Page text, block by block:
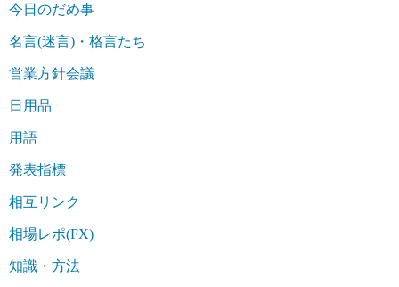
今日のだめ事
名言(迷言)・格言たち
営業方針会議
日用品
用語
発表指標
相互リンク
相場レポ(FX)
知識・方法